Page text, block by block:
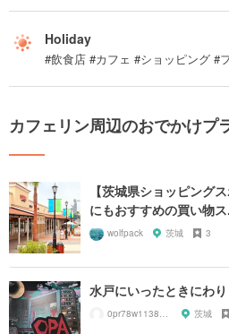
Holiday
#飲食店 #カフェ #ショッピング #
カフェリン周辺のおでかけプ
【茨城県ショッピング
にもおすすめの買い物
wolfpack 茨城 3
水戸にいったときにわ
茨城